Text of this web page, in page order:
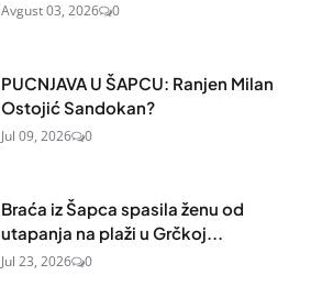
Avgust 03, 2026 0
PUCNJAVA U ŠAPCU: Ranjen Milan
Ostojić Sandokan?
Jul 09, 2026 0
Braća iz Šapca spasila ženu od
utapanja na plaži u Grčkoj...
Jul 23, 2026 0